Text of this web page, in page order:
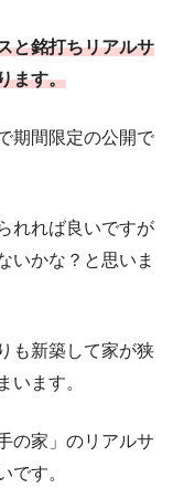
と銘打ちリアルサ
ます。
期間限定の公開で
れれば良いですが
いかな？と思いま
も新築して家が狭
います。
の家」のリアルサ
です。